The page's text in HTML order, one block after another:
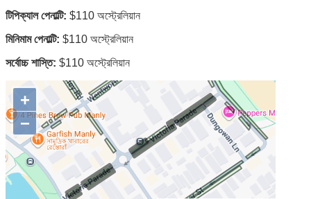
টিপিক্যাল পেনাল্টি: $110 অস্ট্রেলিয়ান
মিনিমাম পেনাল্টি: $110 অস্ট্রেলিয়ান
সর্বোচ্চ শাস্তি: $110 অস্ট্রেলিয়ান
+
−